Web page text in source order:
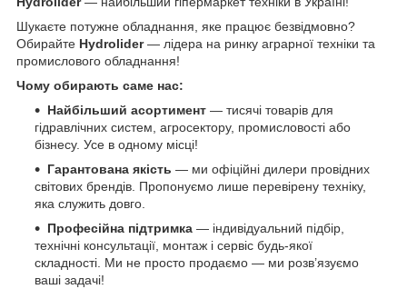
Шукаєте потужне обладнання, яке працює безвідмовно?
Обирайте Hydrolider— лідера на ринку аграрної техніки та
промислового обладнання!
Чому обирають саме нас:
Найбільший асортимент — тисячі товарів для
гідравлічних систем, агросектору, промисловості або
бізнесу. Усе в одному місці!
Гарантована якість — ми офіційні дилери провідних
світових брендів. Пропонуємо лише перевірену техніку,
яка служить довго.
Професійна підтримка — індивідуальний підбір,
технічні консультації, монтаж і сервіс будь-якої
складності. Ми не просто продаємо — ми розв’язуємо
ваші задачі!